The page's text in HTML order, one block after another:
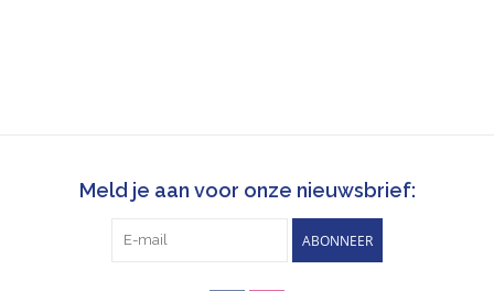
Meld je aan voor onze nieuwsbrief:
ABONNEER